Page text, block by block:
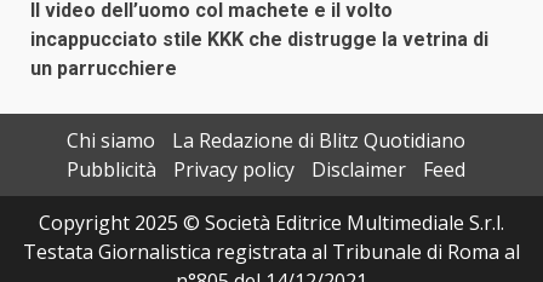
Il video dell’uomo col machete e il volto
incappucciato stile KKK che distrugge la vetrina di
un parrucchiere
Chi siamo
La Redazione di Blitz Quotidiano
Pubblicità
Privacy policy Disclaimer
Feed
Copyright 2025 © Società Editrice Multimediale S.r.l.
Testata Giornalistica registrata al Tribunale di Roma al